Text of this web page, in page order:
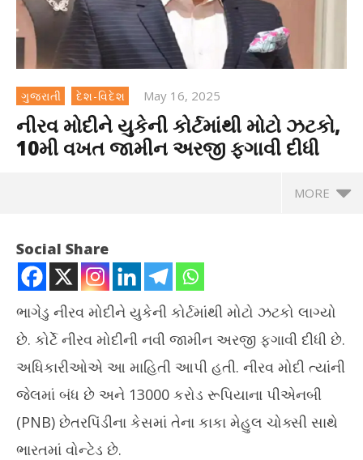
ગુજરાતી દેશ-વિદેશ May 16, 2025
નીરવ મોદીને યુકેની કોર્ટમાંથી મોટો ઝટકો,
10મી વખત જામીન અરજી ફગાવી દીધી
MORE
Social Share
ભાગેડુ નીરવ મોદીને યુકેની કોર્ટમાંથી મોટો ઝટકો લાગ્યો
છે. કોર્ટે નીરવ મોદીની નવી જામીન અરજી ફગાવી દીધી છે.
અધિકારીઓએ આ માહિતી આપી હતી. નીરવ મોદી ત્યાંની
જેલમાં બંધ છે અને 13000 કરોડ રૂપિયાના પીએનબી
(PNB) છેતરપિંડીના કેસમાં તેના કાકા મેહુલ ચોક્સી સાથે
ભારતમાં વોન્ટેડ છે.